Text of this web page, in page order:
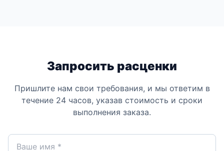
Запросить расценки
Пришлите нам свои требования, и мы ответим в
течение 24 часов, указав стоимость и сроки
выполнения заказа.